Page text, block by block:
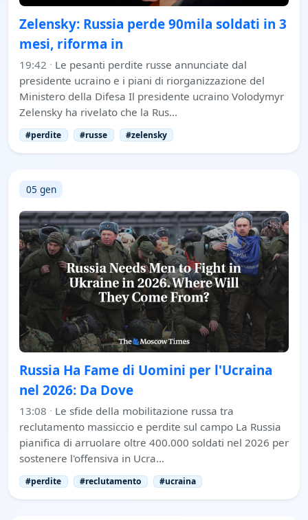
Zelensky: Russia perde 90mila soldati in 3
mesi, riforma in
19:42 · Le pesanti perdite russe annunciate dal
presidente ucraino e i piani di riorganizzazione del
Ministero della Difesa Il presidente ucraino Volodymyr
Zelensky ha rivelato che la Rus…
#perdite #russe #zelensky
05 gen
Russia Ha Fame di Uomini per l'Ucraina
nel 2026: Da Dove
13:08 · Le sfide della mobilitazione russa tra
reclutamento massiccio e perdite sul campo La Russia
pianifica di arruolare oltre 400.000 soldati nel 2026 per
sostenere l'offensiva in Ucra…
#perdite #reclutamento #ucraina